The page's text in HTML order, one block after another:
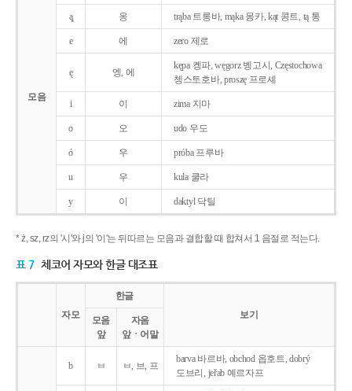
모음
ą̨ 옹 trąba 트롱바, mąka 몽카, kąt 콩트, tą 통
e 에 zero 제로
ę 엥, 에
kępa 켕파, węgorz 벵고시, Częstochowa
쳉스토호바, proszę 프로셰
i 이 zima 지마
o 오 udo 우도
ó 우 próba 프루바
u 우 kula 쿨라
y 이 daktyl 닥틸
* ż, sz, rz의 '시'와 j의 '이'는 뒤따르는 모음과 결합할 때 합쳐서 1 음절로 적는다.
표 7 체코어 자모와 한글 대조표
자모
한글
보기
모음
앞
자음
앞ㆍ어말
b ㅂ ㅂ, 브, 프
barva 바르바, obchod 옵호트, dobrý
도브리, jeřab 예르자프